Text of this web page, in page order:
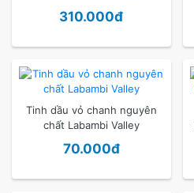
310.000đ
Tinh dầu vỏ chanh nguyên
chất Labambi Valley
70.000đ